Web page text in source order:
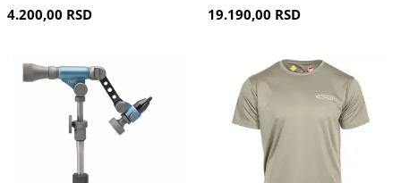
4.200,00 RSD 19.190,00 RSD